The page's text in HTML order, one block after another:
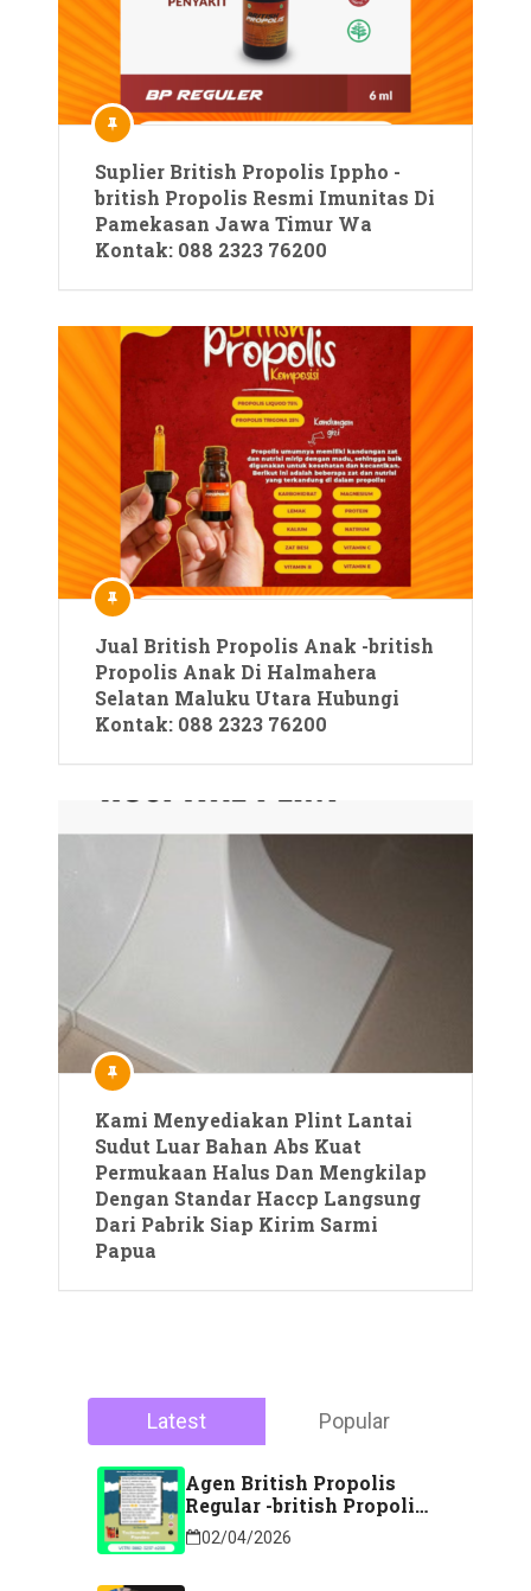
Suplier British Propolis Ippho -
british Propolis Resmi Imunitas Di
Pamekasan Jawa Timur Wa
Kontak: 088 2323 76200
Jual British Propolis Anak -british
Propolis Anak Di Halmahera
Selatan Maluku Utara Hubungi
Kontak: 088 2323 76200
Kami Menyediakan Plint Lantai
Sudut Luar Bahan Abs Kuat
Permukaan Halus Dan Mengkilap
Dengan Standar Haccp Langsung
Dari Pabrik Siap Kirim Sarmi
Papua
Latest Popular
Agen British Propolis
Regular -british Propolis
Regular Di Majene
Sulawesi Barat Hubungi
02/04/2026